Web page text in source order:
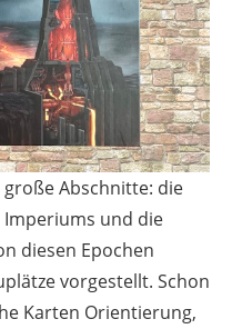
Abschnitte: die
Imperiums und die
diesen Epochen
vorgestellt. Schon
Karten Orientierung,